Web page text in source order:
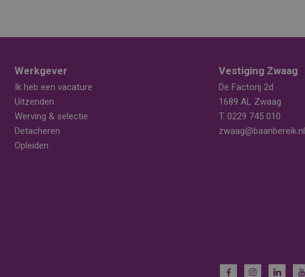
Werkgever
Ik heb een vacature
Uitzenden
Werving & selectie
Detacheren
Opleiden
Vestiging Zwaag
De Factorij 2d
1689 AL Zwaag
T. 0229 745 010
zwaag@baanbereik.nl